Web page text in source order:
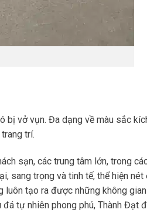
bị vở vụn. Đa dạng về màu sắc
trí.
sạn, các trung tâm lớn, trong
sang trọng và tinh tế, thể hiện nét
luôn tạo ra được những không gian
tự nhiên phong phú, Thành Đạt